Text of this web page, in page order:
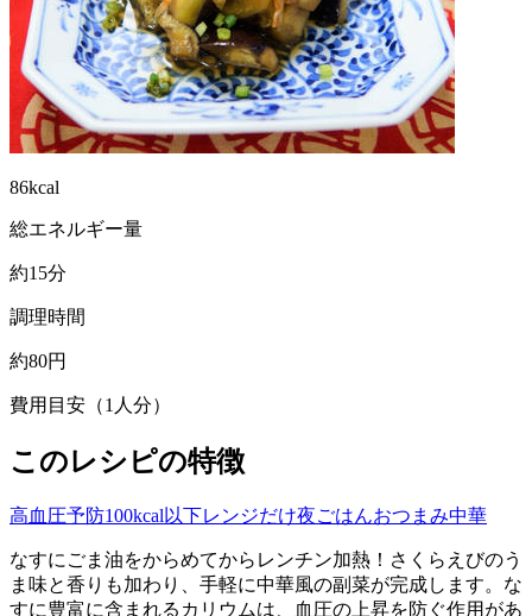
86kcal
総エネルギー量
約15分
調理時間
約80円
費用目安（1人分）
このレシピの特徴
高血圧予防100kcal以下レンジだけ夜ごはんおつまみ中華
なすにごま油をからめてからレンチン加熱！さくらえびのう
ま味と香りも加わり、手軽に中華風の副菜が完成します。な
すに豊富に含まれるカリウムは、血圧の上昇を防ぐ作用があ